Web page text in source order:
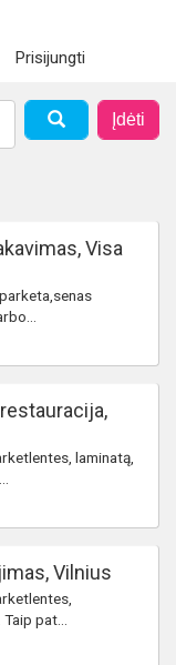
Prisijungti
Įdėti
Visa
laminatą,
Vilnius
pat...